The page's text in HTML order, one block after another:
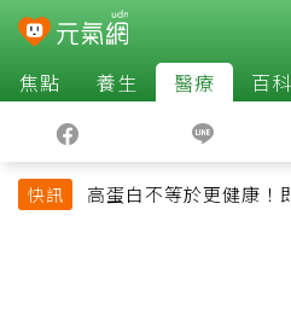
焦點 養生 醫療 百科
快訊
高蛋白不等於更健康！